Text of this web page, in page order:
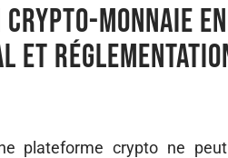
monnaie
et
plateforme crypto ne peut